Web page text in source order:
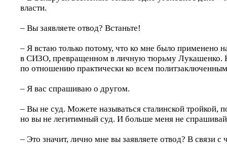
власти.
– Вы заявляете отвод? Встаньте!
– Я встаю только потому, что ко мне было применено
в СИЗО, превращенном в личную тюрьму Лукашенко.
по отношению практически ко всем
– Я вас спрашиваю о другом.
– Вы не суд. Можете называться сталинской тройкой,
но вы не легитимный суд. И больше меня не
– Это значит, лично мне вы заявляете отвод? В связи с